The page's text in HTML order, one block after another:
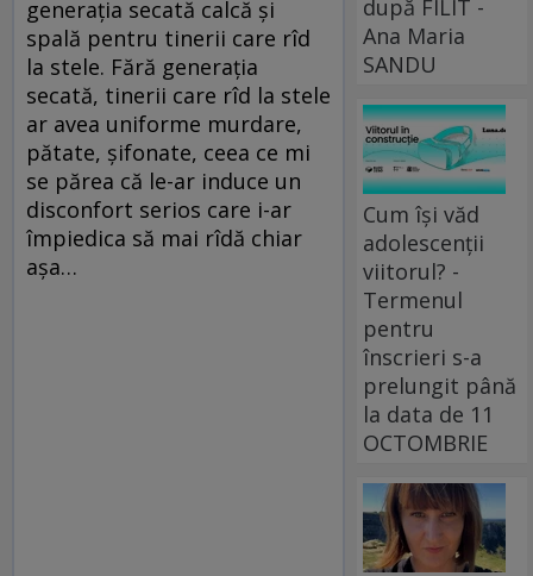
generaţia secată calcă şi
spală pentru tinerii care rîd
la stele. Fără generaţia
secată, tinerii care rîd la stele
ar avea uniforme murdare,
pătate, şifonate, ceea ce mi
se părea că le-ar induce un
disconfort serios care i-ar
împiedica să mai rîdă chiar
aşa…
după FILIT -
Ana Maria
SANDU
Cum își văd
adolescenții
viitorul? -
Termenul
pentru
înscrieri s-a
prelungit până
la data de 11
OCTOMBRIE